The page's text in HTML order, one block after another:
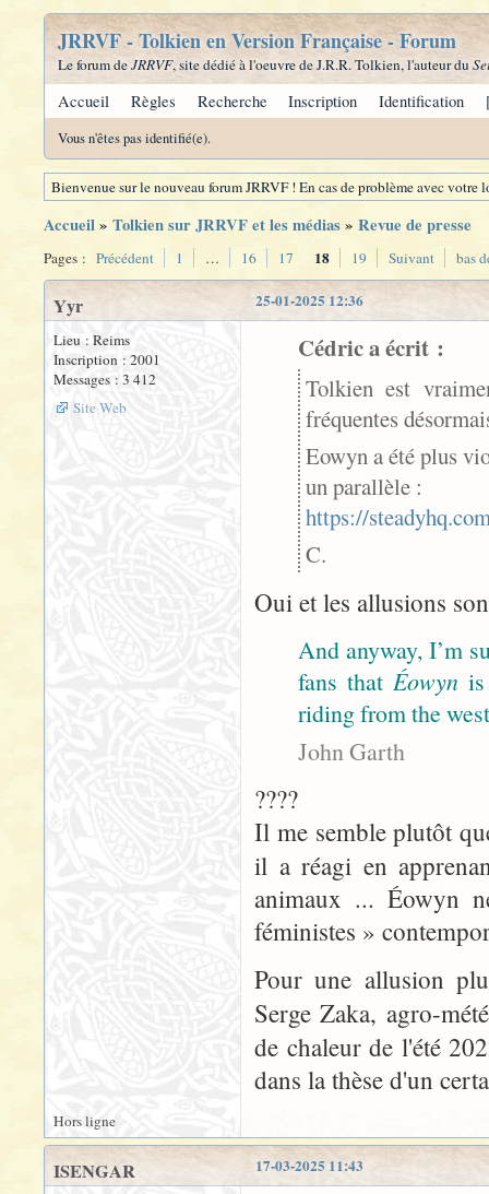
JRRVF - Tolkien en Version Française - Forum
Le forum deJRRVF, site dédié à l'oeuvre de J.R.R. Tolkien, l'auteur du
Accueil Règles Recherche Inscription Identification
Vous n'êtes pas identifié(e).
Bienvenue sur le nouveau forum JRRVF ! En cas de problème avec
Accueil» Tolkien sur JRRVF et les médias» Revue de presse
Pages : Précédent 1 … 16 17 18 19 Suivant bas
25-01-2025 12:36
Yyr
Lieu : Reims
Inscription : 2001
Messages : 3 412
Site Web
Cédric a écrit :
Tolkien est
fréquentes
Eowyn a été plus
un parallèle :
https://
C.
Oui et les allusions
And anyway, I’m
fans that Éowyn
riding from the
John Garth
????
Il me semble plutôt
il a réagi en
animaux ... Éowyn
féministes »
Pour une allusion
Serge Zaka, agro-
de chaleur de l'été
dans la thèse d'un
Hors ligne
17-03-2025 11:43
ISENGAR